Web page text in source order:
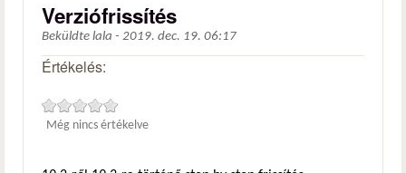
Verziófrissítés
Beküldte lala - 2019. dec. 19. 06:17
Értékelés:
Még nincs értékelve